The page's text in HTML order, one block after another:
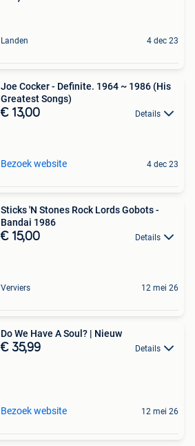
Landen 4 dec 23
Joe Cocker - Definite. 1964 ~ 1986 (His
Greatest Songs)
€ 13,00 Details
Bezoek website 4 dec 23
Sticks 'N Stones Rock Lords Gobots -
Bandai 1986
€ 15,00 Details
Verviers 12 mei 26
Do We Have A Soul? | Nieuw
€ 35,99 Details
Bezoek website 12 mei 26